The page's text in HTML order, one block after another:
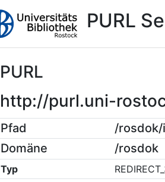
PURL
PURL
http://purl.uni-
Pfad
/
Domäne
/rosdok
Typ